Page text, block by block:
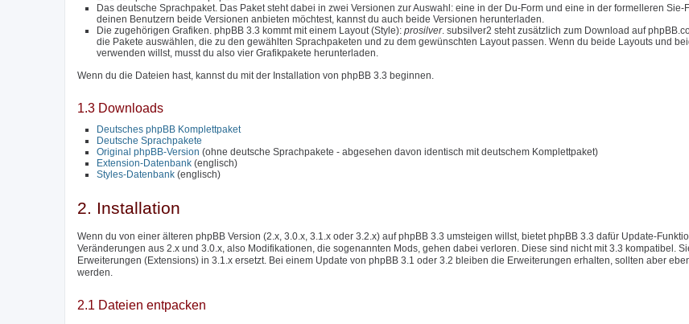
Das deutsche Sprachpaket. Das Paket steht dabei in zwei Versionen zur Auswahl: eine in der Du-Form und eine in der formelleren Sie-
deinen Benutzern beide Versionen anbieten möchtest, kannst du auch beide Versionen herunterladen.
Die zugehörigen Grafiken. phpBB 3.3 kommt mit einem Layout (Style): prosilver. subsilver2 steht zusätzlich zum Download auf
die Pakete auswählen, die zu den gewählten Sprachpaketen und zu dem gewünschten Layout passen. Wenn du beide Layouts und
verwenden willst, musst du also vier Grafikpakete herunterladen.
Wenn du die Dateien hast, kannst du mit der Installation von phpBB 3.3 beginnen.
1.3 Downloads
Deutsches phpBB Komplettpaket
Deutsche Sprachpakete
Original phpBB-Version (ohne deutsche Sprachpakete - abgesehen davon identisch mit deutschem Komplettpaket)
Extension-Datenbank (englisch)
Styles-Datenbank (englisch)
2. Installation
Wenn du von einer älteren phpBB Version (2.x, 3.0.x, 3.1.x oder 3.2.x) auf phpBB 3.3 umsteigen willst, bietet phpBB 3.3 dafür Update-
Veränderungen aus 2.x und 3.0.x, also Modifikationen, die sogenannten Mods, gehen dabei verloren. Diese sind nicht mit 3.3 kompatibel.
Erweiterungen (Extensions) in 3.1.x ersetzt. Bei einem Update von phpBB 3.1 oder 3.2 bleiben die Erweiterungen erhalten, sollten aber
werden.
2.1 Dateien entpacken